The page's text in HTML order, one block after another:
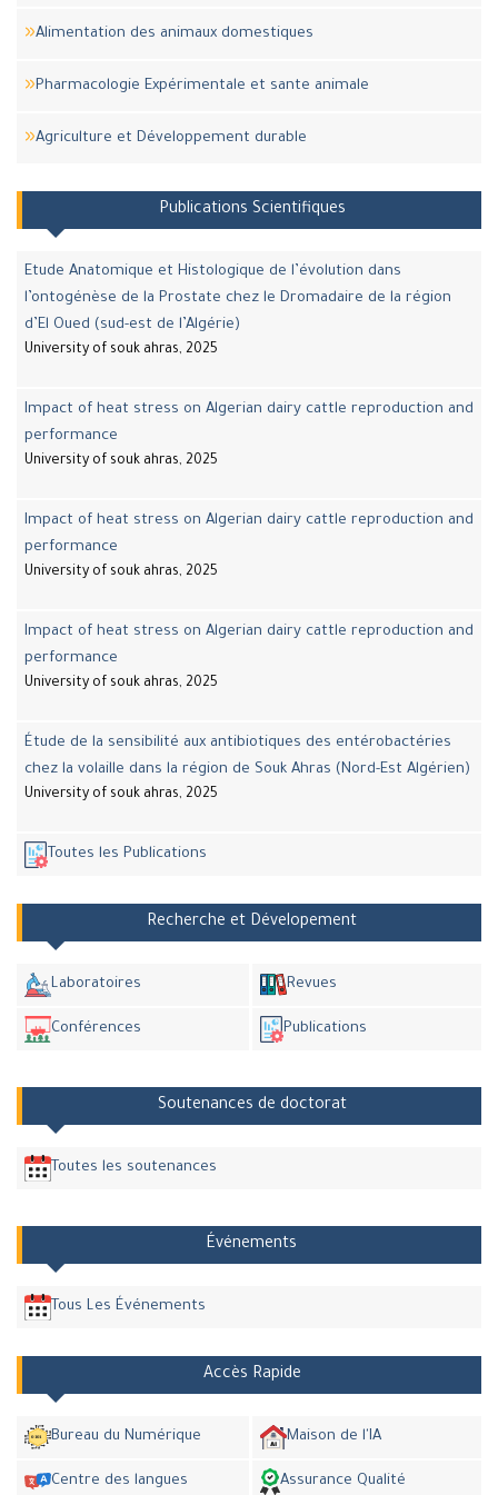
Alimentation des animaux domestiques
Pharmacologie Expérimentale et sante animale
Agriculture et Développement durable
Publications Scientifiques
Etude Anatomique et Histologique de l’évolution dans
l’ontogénèse de la Prostate chez le Dromadaire de la région
d’El Oued (sud-est de l’Algérie)
University of souk ahras, 2025
Impact of heat stress on Algerian dairy cattle reproduction and
performance
University of souk ahras, 2025
Impact of heat stress on Algerian dairy cattle reproduction and
performance
University of souk ahras, 2025
Impact of heat stress on Algerian dairy cattle reproduction and
performance
University of souk ahras, 2025
Étude de la sensibilité aux antibiotiques des entérobactéries
chez la volaille dans la région de Souk Ahras (Nord-Est Algérien)
University of souk ahras, 2025
Toutes les Publications
Recherche et Dévelopement
Laboratoires Revues
Conférences Publications
Soutenances de doctorat
Toutes les soutenances
Événements
Tous Les Événements
Accès Rapide
Bureau du Numérique Maison de l'IA
Centre des langues Assurance Qualité